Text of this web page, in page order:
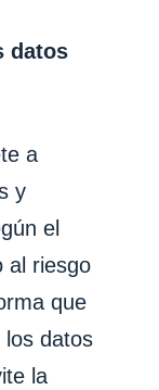
datos
a
y
el
al riesgo
que
los datos
la